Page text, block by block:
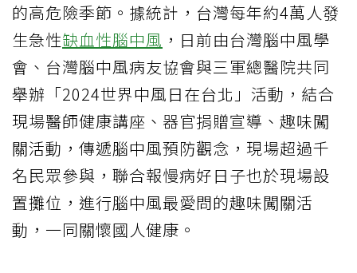
的高危險季節。據統計，台灣每年約4萬人發
生急性缺血性腦中風 ，日前由台灣腦中風學
會、台灣腦中風病友協會與三軍總醫院共同
舉辦「2024世界中風日在台北」活動，結合
現場醫師健康講座、器官捐贈宣導、趣味闖
關活動，傳遞腦中風預防觀念，現場超過千
名民眾參與，聯合報慢病好日子也於現場設
置攤位，進行腦中風最愛問的趣味闖關活
動，一同關懷國人健康。